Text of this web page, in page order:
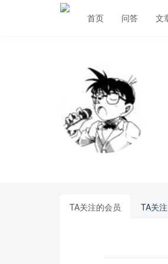
首页 问答 文
TA关注的会员 TA关